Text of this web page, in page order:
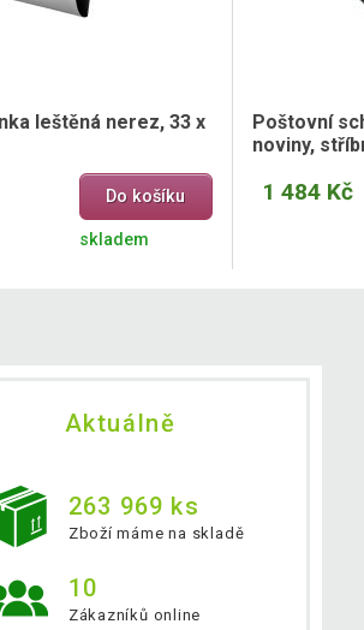
leštěná nerez, 33 x
Do košíku
skladem
Poštovní
noviny,
1 484 Kč
Aktuálně
263 969 ks
Zboží máme na skladě
10
Zákazníků online